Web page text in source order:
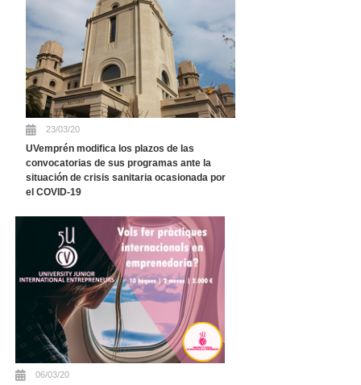
23/03/20
UVemprén modifica los plazos de las
convocatorias de sus programas ante la
situación de crisis sanitaria ocasionada por
el COVID-19
06/03/20